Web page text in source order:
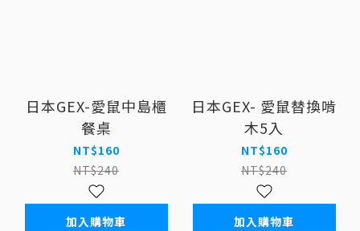
日本GEX-愛鼠中島櫃
餐桌
NT$160
NT$240
加入購物車
日本GEX- 愛鼠替換啃
木5入
NT$160
NT$240
加入購物車